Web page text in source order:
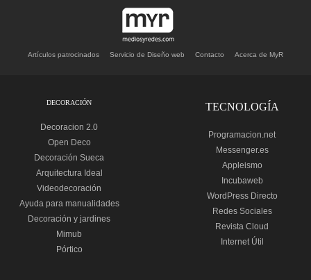
Artículos patrocinados Servicio de Diseño web Contacto Acerca de MyR
DECORACIÓN
Decoracion 2.0
Open Deco
Decoración Sueca
Arquitectura Ideal
Videodecoración
Ayuda para manualidades
Decoración y jardines
Mimub
Pórtico
TECNOLOGÍA
Programacion.net
Messenger.es
Appleismo
Incubaweb
WordPress Directo
Redes Sociales
Revista Cloud
Internet Útil